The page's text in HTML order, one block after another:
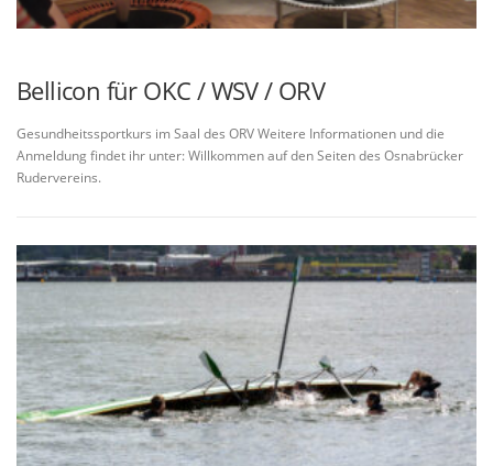
Bellicon für OKC / WSV / ORV
Gesundheitssportkurs im Saal des ORV Weitere Informationen und die
Anmeldung findet ihr unter: Willkommen auf den Seiten des Osnabrücker
Rudervereins.